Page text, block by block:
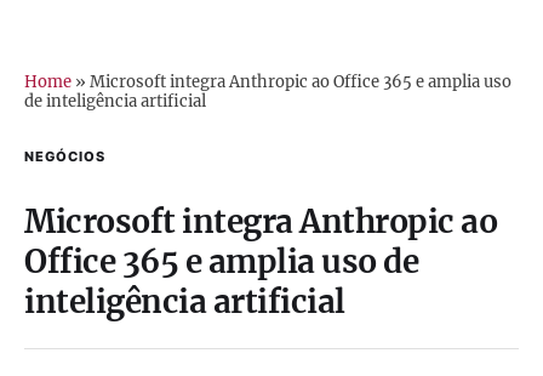
Home » Microsoft integra Anthropic ao Office 365 e amplia uso
de inteligência artificial
NEGÓCIOS
Microsoft integra Anthropic ao
Office 365 e amplia uso de
inteligência artificial